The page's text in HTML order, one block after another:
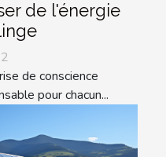
de l'énergie
de conscience
pour chacun...